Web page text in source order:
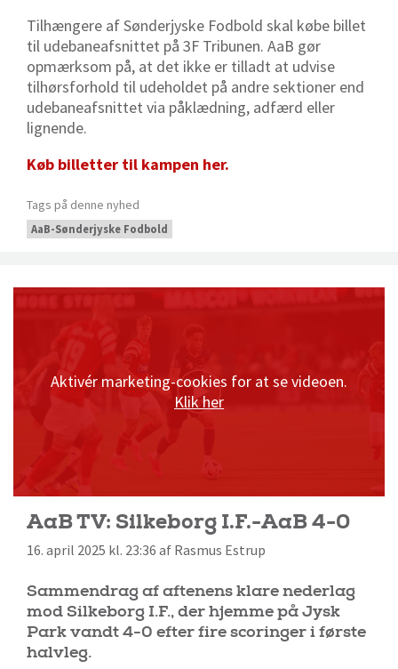
Tilhængere af Sønderjyske Fodbold skal købe billet
til udebaneafsnittet på 3F Tribunen. AaB gør
opmærksom på, at det ikke er tilladt at udvise
tilhørsforhold til udeholdet på andre sektioner end
udebaneafsnittet via påklædning, adfærd eller
lignende.
Køb billetter til kampen her.
Tags på denne nyhed
AaB-Sønderjyske Fodbold
Aktivér marketing-cookies for at se videoen.
Klik her
AaB TV: Silkeborg I.F.-AaB 4-0
16. april 2025 kl. 23:36 af Rasmus Estrup
Sammendrag af aftenens klare nederlag
mod Silkeborg I.F., der hjemme på Jysk
Park vandt 4-0 efter fire scoringer i første
halvleg.